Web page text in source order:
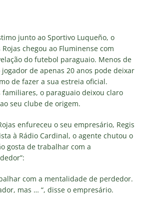
junto ao Sportivo Luqueño, o
chegou ao Fluminense com
do futebol paraguaio. Menos de
de apenas 20 anos pode deixar
de fazer a sua estreia oficial.
o paraguaio deixou claro
seu clube de origem.
enfureceu o seu empresário, Regis
à Rádio Cardinal, o agente chutou o
gosta de trabalhar com a
com a mentalidade de perdedor.
, mas … “, disse o empresário.